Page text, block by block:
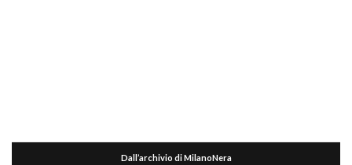
Dall’archivio di MilanoNera